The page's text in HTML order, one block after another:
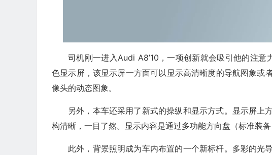
司机刚一进入Audi A8’10，一项创新就会吸引他的注
色显示屏，该显示屏一方面可以显示高清晰度的导航图象或
像头的动态图象。
另外，本车还采用了新式的操纵和显示方式。显示屏
构清晰，一目了然。显示内容是通过多功能方向盘（标准装备
此外，背景照明成为车内布置的一个新标杆。多彩的光